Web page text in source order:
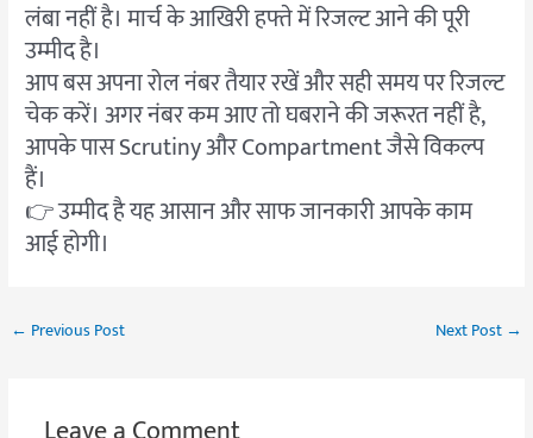
लंबा नहीं है। मार्च के आखिरी हफ्ते में रिजल्ट आने की पूरी
उम्मीद है।
आप बस अपना रोल नंबर तैयार रखें और सही समय पर रिजल्ट
चेक करें। अगर नंबर कम आए तो घबराने की जरूरत नहीं है,
आपके पास Scrutiny और Compartment जैसे विकल्प
हैं।
👉 उम्मीद है यह आसान और साफ जानकारी आपके काम
आई होगी।
← Previous Post Next Post →